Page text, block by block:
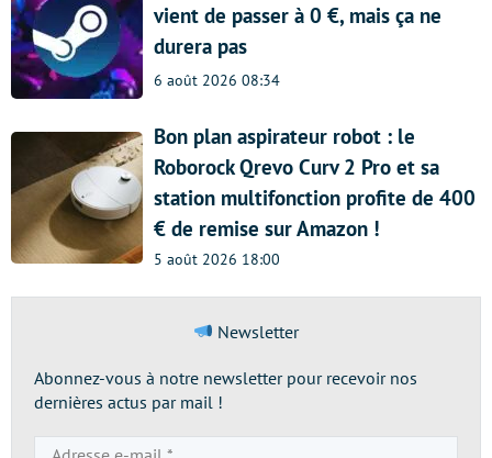
vient de passer à 0 €, mais ça ne
durera pas
6 août 2026 08:34
Bon plan aspirateur robot : le
Roborock Qrevo Curv 2 Pro et sa
station multifonction profite de 400
€ de remise sur Amazon !
5 août 2026 18:00
Newsletter
Abonnez-vous à notre newsletter pour recevoir nos
dernières actus par mail !